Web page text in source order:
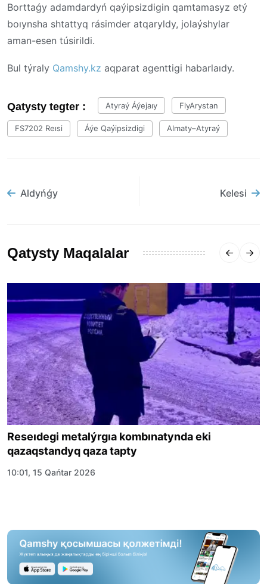
Borttaǵy adamdardyń qaýipsizdigin qamtamasyz etý
boıynsha shtattyq rásimder atqaryldy, jolaýshylar
aman-esen túsirildi.
Bul týraly Qamshy.kz aqparat agenttigi habarlaıdy.
Qatysty tegter : Atyraý Áýejaıy FlyArystan
FS7202 Reısi Áýe Qaýipsizdigi Almaty–Atyraý
Aldyńǵy Kelesi
Qatysty Maqalalar
Reseıdegi metalýrgıa kombınatynda eki
qazaqstandyq qaza tapty
10:01, 15 Qańtar 2026